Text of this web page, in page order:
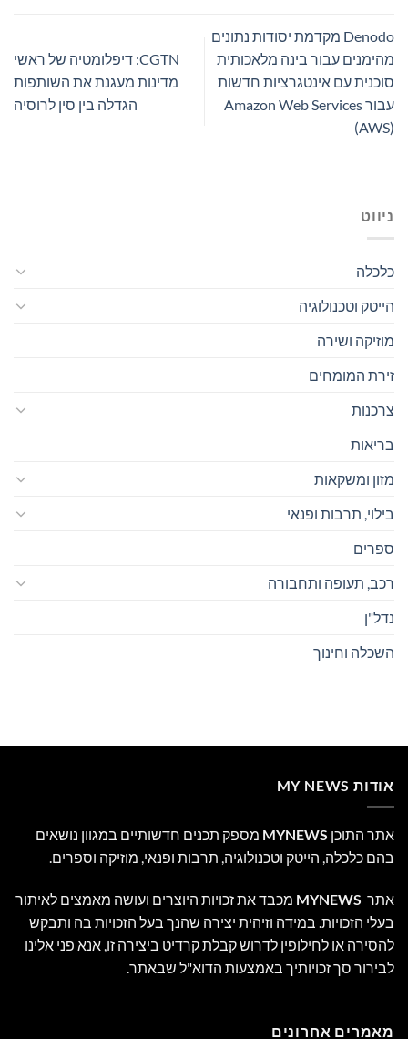
Denodo מקדמת יסודות נתונים
מהימנים עבור בינה מלאכותית
סוכנית עם אינטגרציות חדשות
עבור Amazon Web Services
(AWS)
CGTN: דיפלומטיה של ראשי
מדינות מעגנת את השותפות
הגדלה בין סין לרוסיה
ניווט
כלכלה
הייטק וטכנולוגיה
מוזיקה ושירה
זירת המומחים
צרכנות
בריאות
מזון ומשקאות
בילוי, תרבות ופנאי
ספרים
רכב, תעופה ותחבורה
נדל"ן
השכלה וחינוך
אודות MY NEWS
אתר התוכן MYNEWS מספק תכנים חדשותיים במגוון נושאים
בהם כלכלה, הייטק וטכנולוגיה, תרבות ופנאי, מוזיקה וספרים.
אתר MYNEWS מכבד את זכויות היוצרים ועושה מאמצים לאיתור
בעלי הזכויות. במידה וזיהית יצירה שהנך בעל הזכויות בה ותבקש
להסירה או לחילופין לדרוש קבלת קרדיט ביצירה זו, אנא פני אלינו
לבירור סך זכויותיך באמצעות הדוא"ל שבאתר.
מאמרים אחרונים